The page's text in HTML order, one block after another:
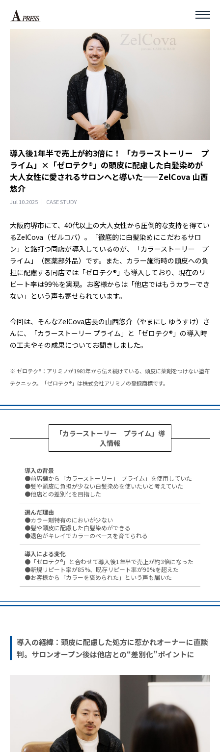
導入後1年半で売上が約3倍に！ 「カラーストーリー プ
ライム」×「ゼロテク®」の頭皮に配慮した白髪染めが
大人女性に愛されるサロンへと導いた——ZelCova 山西
悠介
Jul 10.2025 CASE STUDY
大阪府堺市にて、40代以上の大人女性から圧倒的な支持を得てい
るZelCova（ゼルコバ）。「徹底的に白髪染めにこだわるサロ
ン」と銘打つ同店が導入しているのが、「カラーストーリー プ
ライム」（医薬部外品）です。また、カラー施術時の頭皮への負
担に配慮する同店では「ゼロテク®」も導入しており、現在のリ
ピート率は99％を実現。お客様からは「他店ではもうカラーでき
ない」という声も寄せられています。
今回は、そんなZelCova店長の山西悠介（やまにし ゆうすけ）さ
んに、「カラーストーリー プライム」と「ゼロテク®」の導入時
の工夫やその成果についてお聞きしました。
※ ゼロテク® ：アリミノが1981年から伝え続けている、頭皮に薬剤をつけない塗布
テクニック。「ゼロテク®」は株式会社アリミノの登録商標です。
「カラーストーリー プライム」導
入情報
導入の背景
●前店舗から「カラーストーリー i プライム」を使用していた
●髪や頭皮に負担が少ない白髪染めを使いたいと考えていた
●他店との差別化を目指した
選んだ理由
●カラー剤特有のにおいが少ない
●髪や頭皮に配慮した白髪染めができる
●退色がキレイでカラーのベースを育てられる
導入による変化
●「ゼロテク®」と合わせて導入後1年半で売上が約3倍になった
●新規リピート率が85%、既存リピート率が90%を超えた
●お客様から「カラーを褒められた」という声も届いた
導入の経緯：頭皮に配慮した処方に惹かれオーナーに直談
判。サロンオープン後は他店との“差別化”ポイントに